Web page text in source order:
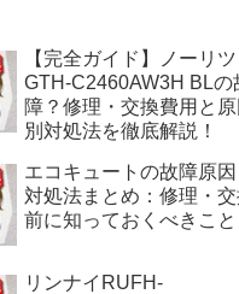
【完全ガイド】ノーリツ
GTH-C2460AW3H BLの
障？修理・交換費用と原
別対処法を徹底解説！
エコキュートの故障原因
対処法まとめ：修理・交
前に知っておくべきこと
リンナイRUFH-